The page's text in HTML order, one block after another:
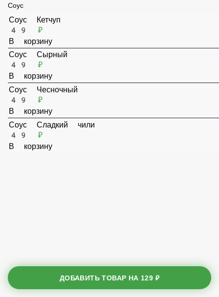
Соус
Соус Кетчуп
49 ₽
В корзину
Соус Сырный
49 ₽
В корзину
Соус Чесночный
49 ₽
В корзину
ДОБАВИТЬ ТОВАР НА 129 ₽